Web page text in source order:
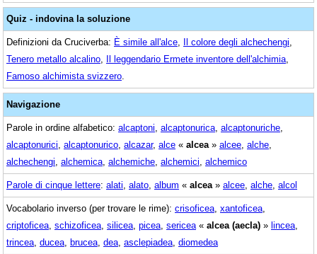
Quiz - indovina la soluzione
Definizioni da Cruciverba: È simile all'alce Il colore degli alchechengi
Tenero metallo alcalino Il leggendario Ermete inventore dell'alchimia
Famoso alchimista svizzero
Navigazione
Parole in ordine alfabetico: alcaptoni alcaptonurica alcaptonuriche
alcaptonurici alcaptonurico alcazar, alce « alcea » alcee alche
alchechengi alchemica alchemiche alchemici alchemico
Parole di cinque lettere: alati alato album « alcea » alcee alche alcol
Vocabolario inverso (per trovare le rime): crisoficea xantoficea
criptoficea schizoficea silicea picea sericea « alcea (aecla) » lincea
trincea ducea brucea dea asclepiadea diomedea